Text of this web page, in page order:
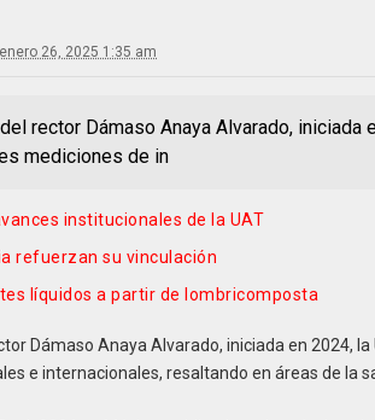
enero 26, 2025 1:35 am
rector Dámaso Anaya Alvarado, iniciada
mediciones de in
institucionales de la UAT
refuerzan su vinculación
líquidos a partir de lombricomposta
Dámaso Anaya Alvarado, iniciada en 2024,
e internacionales, resaltando en áreas de la